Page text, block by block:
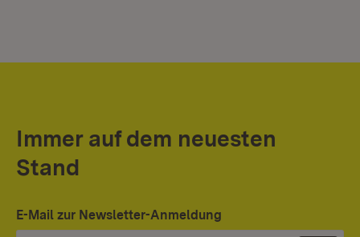
Immer auf dem neuesten
Stand
E-Mail zur Newsletter-Anmeldung